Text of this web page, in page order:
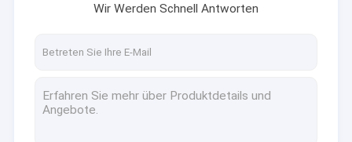
Wir Werden Schnell Antworten